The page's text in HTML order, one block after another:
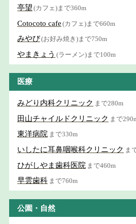
亭望 (カフェ)まで360m
Cotocoto cafe (カフェ)まで660m
みやび(お好み焼き)まで750m
やまきょう (ラーメン)まで100m
医療
みどり内科クリニック まで280m
田山チャイルドクリニック まで
東洋病院 まで330m
いしたに耳鼻咽喉科クリニック ま
ひがしやま歯科医院 まで460m
早雲歯科 まで760m
公園・自然